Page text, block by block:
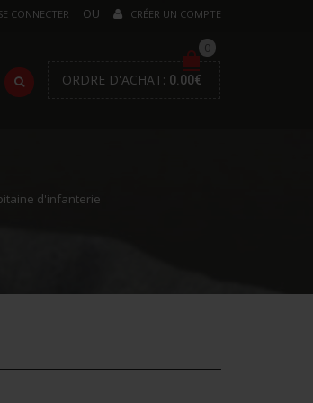
CONNECTER CRÉER UN COMPTE
0
ORDRE D'ACHAT: 0.00€
d'infanterie